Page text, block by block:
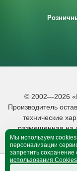
© 2002—2026
Производитель
технические
размещенная на
Политика
Мы используем
персонализации
запретить сохранение
использования Cookies